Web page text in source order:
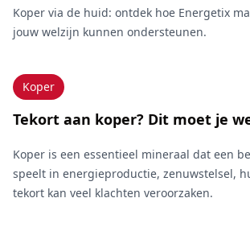
Koper via de huid: ontdek hoe Energetix
jouw welzijn kunnen ondersteunen.
Koper
Tekort aan koper? Dit moet je
Koper is een essentieel mineraal dat een
speelt in energieproductie, zenuwstelsel,
tekort kan veel klachten veroorzaken.